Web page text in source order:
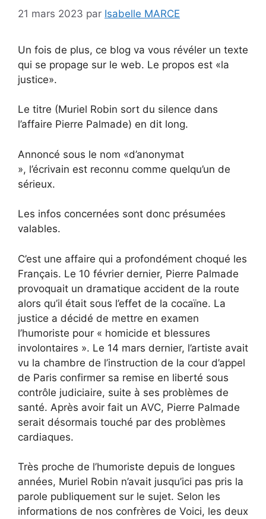
21 mars 2023 par Isabelle MARCE
Un fois de plus, ce blog va vous révéler un texte
qui se propage sur le web. Le propos est «la
justice».
Le titre (Muriel Robin sort du silence dans
l’affaire Pierre Palmade) en dit long.
Annoncé sous le nom «d’anonymat
», l’écrivain est reconnu comme quelqu’un de
sérieux.
Les infos concernées sont donc présumées
valables.
C’est une affaire qui a profondément choqué les
Français. Le 10 février dernier, Pierre Palmade
provoquait un dramatique accident de la route
alors qu’il était sous l’effet de la cocaïne. La
justice a décidé de mettre en examen
l’humoriste pour « homicide et blessures
involontaires ». Le 14 mars dernier, l’artiste avait
vu la chambre de l’instruction de la cour d’appel
de Paris confirmer sa remise en liberté sous
contrôle judiciaire, suite à ses problèmes de
santé. Après avoir fait un AVC, Pierre Palmade
serait désormais touché par des problèmes
cardiaques.
Très proche de l’humoriste depuis de longues
années, Muriel Robin n’avait jusqu’ici pas pris la
parole publiquement sur le sujet. Selon les
informations de nos confrères de Voici, les deux